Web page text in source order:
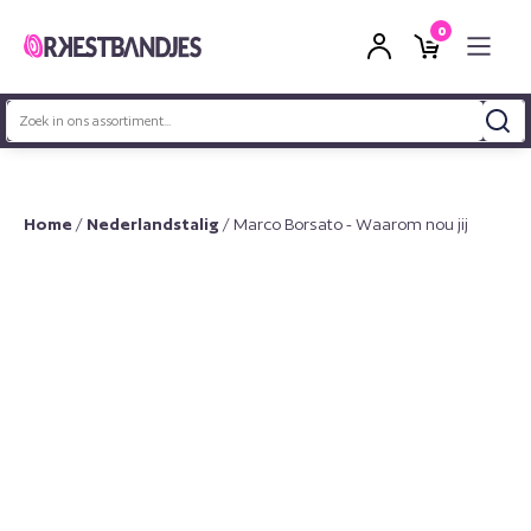
0
Zoeken
naar:
Home / Nederlandstalig / Marco Borsato - Waarom nou jij